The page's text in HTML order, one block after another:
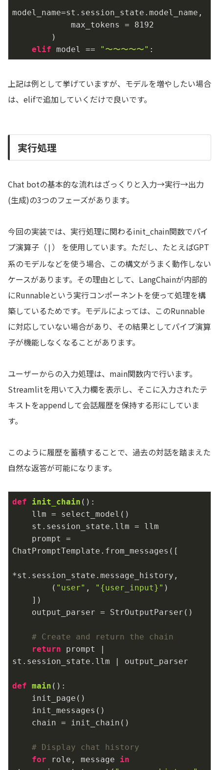
model_name=st.session_state.model_name,
            max_tokens =
8192
elif model == "〜〜〜〜〜" :
上記は例として挙げていますが、モデルを増やしたい場合
は、elifで追加していくだけで良いです。
実行処理
Chat botの基本的な流れはざっくりと入力→実行→出力
(生成)の3つのフェーズがあります。
今回の実装では、実行処理に関わるinit_chain関数でパイ
プ演算子（ | ） を使用しています。ただし、たとえばGPT
系のモデルなどを使う場合、この構文がうまく動作しない
ケースがあります。その理由として、LangChainが内部的
にRunnableという実行コンポーネントを使って処理を構
築しているためです。モデルによっては、このRunnable
に対応していない場合があり、その結果としてパイプ演算
子が機能しなくなることがあります。
ユーザーからの入力処理は、main関数内で行います。
Streamlitを用いて入力欄を表示し、そこに入力されたテ
キストをappendして会話履歴を保持する形にしていま
す。
このように履歴を蓄積することで、過去の対話を踏まえた
自然な返答が可能になります。
def init_chain () :
ChatPromptTemplate.from_messages([
*st.session_state.message_history,
        (
"user" , "{user_input}" )
# Create and return the chain
return prompt |
st.session_state.llm | output_parser
def main () :
# Display chat history
for role, message in